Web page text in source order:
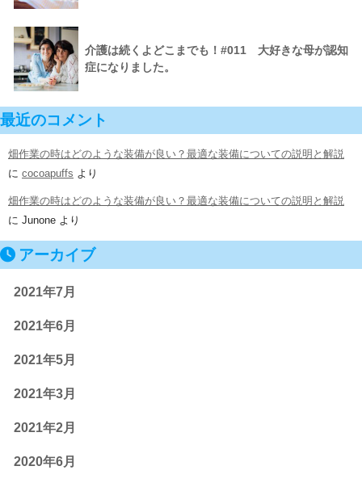
介護は続くよどこまでも！#011 大好きな母が認知
症になりました。
最近のコメント
畑作業の時はどのような装備が良い？最適な装備についての説明と解説
に cocoapuffs より
畑作業の時はどのような装備が良い？最適な装備についての説明と解説
に Junone より
アーカイブ
2021年7月
2021年6月
2021年5月
2021年3月
2021年2月
2020年6月